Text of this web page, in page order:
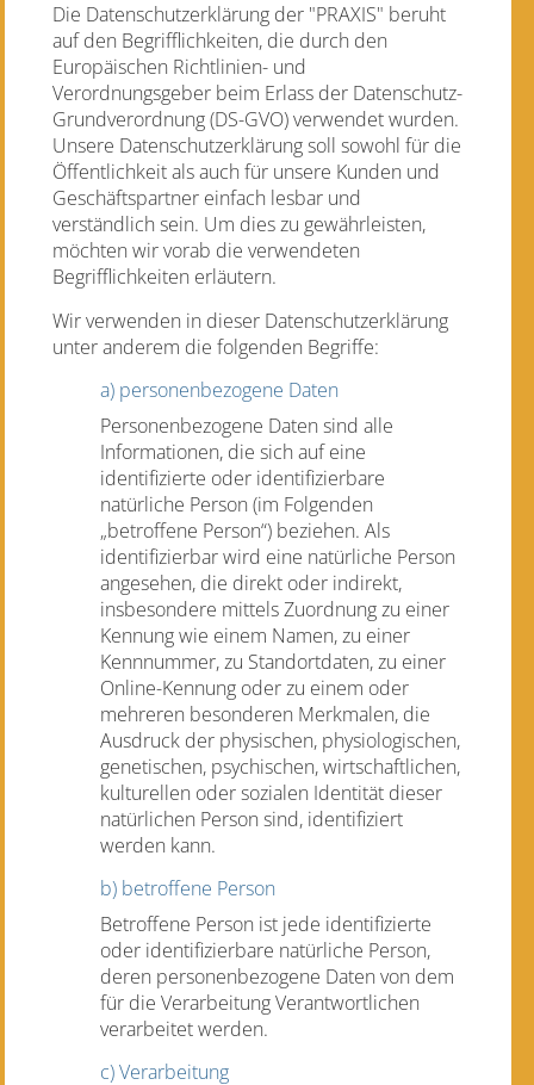
Die Datenschutzerklärung der "PRAXIS" beruht
auf den Begrifflichkeiten, die durch den
Europäischen Richtlinien- und
Verordnungsgeber beim Erlass der Datenschutz-
Grundverordnung (DS-GVO) verwendet wurden.
Unsere Datenschutzerklärung soll sowohl für die
Öffentlichkeit als auch für unsere Kunden und
Geschäftspartner einfach lesbar und
verständlich sein. Um dies zu gewährleisten,
möchten wir vorab die verwendeten
Begrifflichkeiten erläutern.
Wir verwenden in dieser Datenschutzerklärung
unter anderem die folgenden Begriffe:
a) personenbezogene Daten
Personenbezogene Daten sind alle
Informationen, die sich auf eine
identifizierte oder identifizierbare
natürliche Person (im Folgenden
„betroffene Person“) beziehen. Als
identifizierbar wird eine natürliche Person
angesehen, die direkt oder indirekt,
insbesondere mittels Zuordnung zu einer
Kennung wie einem Namen, zu einer
Kennnummer, zu Standortdaten, zu einer
Online-Kennung oder zu einem oder
mehreren besonderen Merkmalen, die
Ausdruck der physischen, physiologischen,
genetischen, psychischen, wirtschaftlichen,
kulturellen oder sozialen Identität dieser
natürlichen Person sind, identifiziert
werden kann.
b) betroffene Person
Betroffene Person ist jede identifizierte
oder identifizierbare natürliche Person,
deren personenbezogene Daten von dem
für die Verarbeitung Verantwortlichen
verarbeitet werden.
c) Verarbeitung